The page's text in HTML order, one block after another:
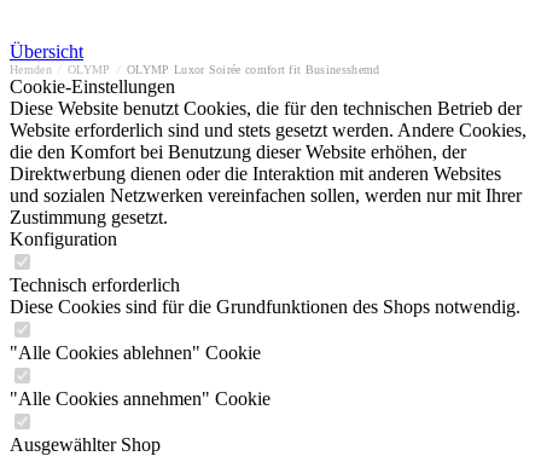
Übersicht
Hemden OLYMP OLYMP Luxor Soirée comfort fit Businesshemd
Cookie-Einstellungen
Diese Website benutzt Cookies, die für den technischen Betrieb der
Website erforderlich sind und stets gesetzt werden. Andere Cookies,
die den Komfort bei Benutzung dieser Website erhöhen, der
Direktwerbung dienen oder die Interaktion mit anderen Websites
und sozialen Netzwerken vereinfachen sollen, werden nur mit Ihrer
Zustimmung gesetzt.
Konfiguration
Technisch erforderlich
Diese Cookies sind für die Grundfunktionen des Shops notwendig.
"Alle Cookies ablehnen" Cookie
"Alle Cookies annehmen" Cookie
Ausgewählter Shop